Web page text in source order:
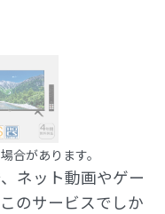
合があります。
ネット動画やゲー
のサービスでしか